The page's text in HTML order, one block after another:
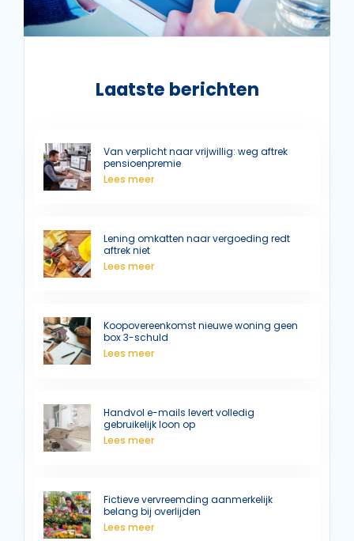
Laatste berichten
Van verplicht naar vrijwillig: weg aftrek
pensioenpremie
Lees meer
Lening omkatten naar vergoeding redt
aftrek niet
Lees meer
Koopovereenkomst nieuwe woning geen
box 3-schuld
Lees meer
Handvol e-mails levert volledig
gebruikelijk loon op
Lees meer
Fictieve vervreemding aanmerkelijk
belang bij overlijden
Lees meer